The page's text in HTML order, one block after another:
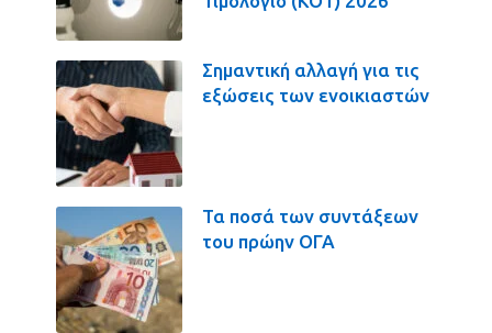
Σημαντική αλλαγή για τις
εξώσεις των ενοικιαστών
Τα ποσά των συντάξεων
του πρώην ΟΓΑ